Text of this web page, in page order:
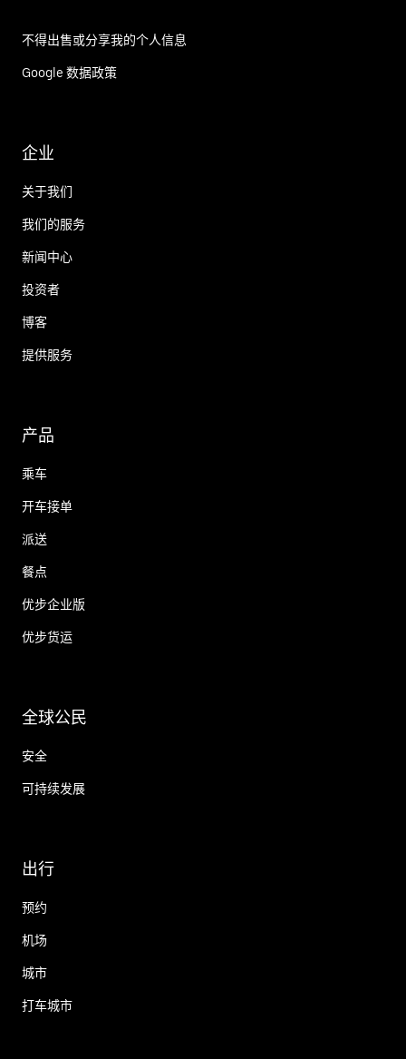
不得出售或分享我的个人信息
Google 数据政策
企业
关于我们
我们的服务
新闻中心
投资者
博客
提供服务
产品
乘车
开车接单
派送
餐点
优步企业版
优步货运
全球公民
安全
可持续发展
出行
预约
机场
城市
打车城市